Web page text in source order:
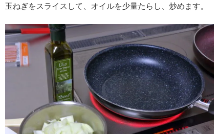
玉ねぎをスライスして、オイルを少量たらし、炒めます。